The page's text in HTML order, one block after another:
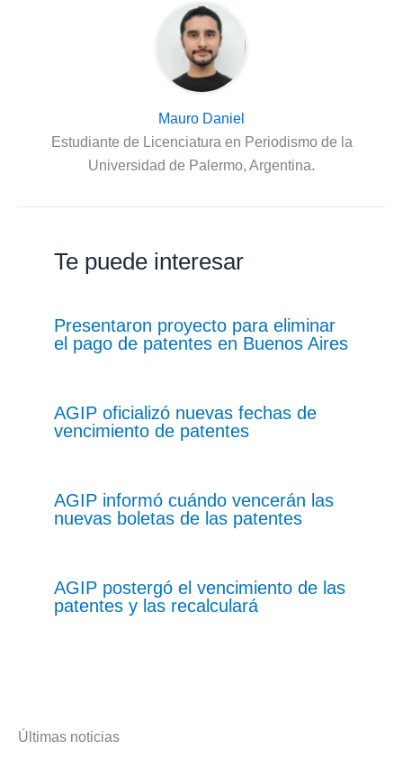
Mauro Daniel
Estudiante de Licenciatura en Periodismo de la
Universidad de Palermo, Argentina.
Te puede interesar
Presentaron proyecto para eliminar
el pago de patentes en Buenos Aires
AGIP oficializó nuevas fechas de
vencimiento de patentes
AGIP informó cuándo vencerán las
nuevas boletas de las patentes
AGIP postergó el vencimiento de las
patentes y las recalculará
Últimas noticias